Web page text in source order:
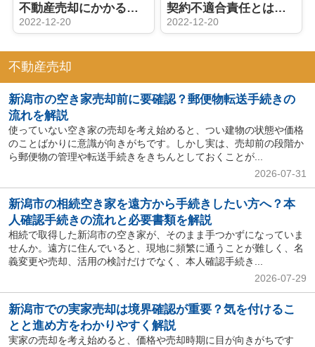
不動産売却にかかる費用を一覧で見たい！費用の詳細や安くする方法も解説
2022-12-20
契約不適合責任とは？不動産売却の買主の権利と事前対策を解説
2022-12-20
不動産売却
新潟市の空き家売却前に要確認？郵便物転送手続きの
流れを解説
使っていない空き家の売却を考え始めると、つい建物の状態や価格
のことばかりに意識が向きがちです。しかし実は、売却前の段階か
ら郵便物の管理や転送手続きをきちんとしておくことが...
2026-07-31
新潟市の相続空き家を遠方から手続きしたい方へ？本
人確認手続きの流れと必要書類を解説
相続で取得した新潟市の空き家が、そのまま手つかずになっていま
せんか。遠方に住んでいると、現地に頻繁に通うことが難しく、名
義変更や売却、活用の検討だけでなく、本人確認手続き...
2026-07-29
新潟市での実家売却は境界確認が重要？気を付けるこ
とと進め方をわかりやすく解説
実家の売却を考え始めると、価格や売却時期に目が向きがちです